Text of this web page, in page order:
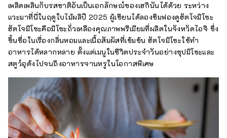
เพลิดเพลินกับรสชาติอันเป็นเอกลักษณ์ของเฮกินันได้ด้วย ระหว่าง
แวะมาที่นี่ในฤดูใบไม้ผลิปี 2025 ผู้เขียนได้ลองชิมฟองดูฮัตโจมิโซะ
ฮัตโจมิโซะคือมิโซะถั่วเหลืองคุณภาพพรีเมียมที่ผลิตในจังหวัดไอจิ ซึ่ง
ขึ้นชื่อในเรื่องกลิ่นหอมและเนื้อสัมผัสที่เข้มข้น ฮัตโจมิโซะใช้ทำ
อาหารได้หลากหลาย ตั้งแต่เมนูในชีวิตประจำวันอย่างซุปมิโซะและ
สตูว์อุด้งไปจนถึงอาหารจานหรูในโอกาสพิเศษ